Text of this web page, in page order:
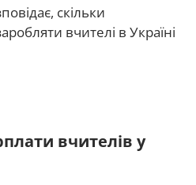
скільки
вчителі в Україні
вчителів у